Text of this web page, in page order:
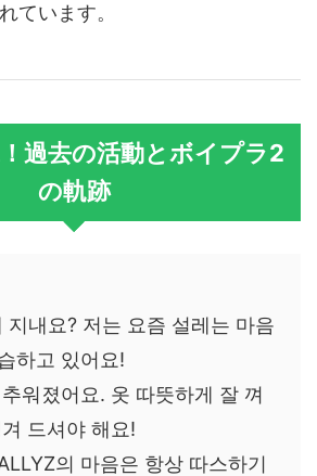
ています。
過去の活動とボイプラ2
の軌跡
지내요? 저는 요즘 설레는 마음
하고 있어요!
워졌어요. 옷 따뜻하게 잘 껴
드셔야 해요!
의 마음은 항상 따스하기